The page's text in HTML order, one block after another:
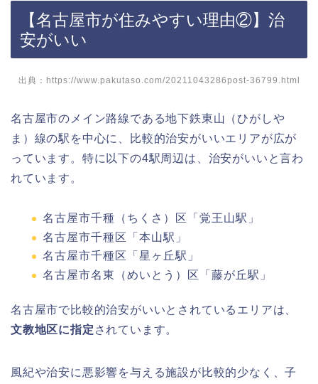
【名古屋市が住みやすい理由②】治
安がいい
出典：https://www.pakutaso.com/20211043286post-36799.html
名古屋市のメイン路線である地下鉄東山（ひがしや
ま）線の駅を中心に、比較的治安がいいエリアが広が
っています。特に以下の4駅周辺は、治安がいいと言わ
れています。
名古屋市千種（ちくさ）区「覚王山駅」
名古屋市千種区「本山駅」
名古屋市千種区「星ヶ丘駅」
名古屋市名東（めいとう）区「藤が丘駅」
名古屋市で比較的治安がいいとされているエリアは、
文教地区に指定 されています。
風紀や治安に悪影響を与える施設が比較的少なく、子